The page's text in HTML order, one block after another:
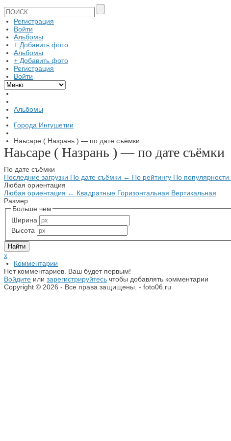
Регистрация
Войти
Альбомы
+ Добавить фото
Альбомы
+ Добавить фото
Регистрация
Войти
Альбомы
Города Ингушетии
Наьсаре ( Назрань ) — по дате съёмки
Наьсаре ( Назрань ) — по дате съёмки
По дате съёмки
Последние загрузки По дате съёмки ← По рейтингу По популярности
Любая ориентация
Любая ориентация ← Квадратные Горизонтальная Вертикальная
Размер
Больше чем
Ширина
Высота
x
Комментарии
Нет комментариев. Ваш будет первым!
Войдите или зарегистрируйтесь чтобы добавлять комментарии
Copyright © 2026 - Все права защищены. - foto06.ru